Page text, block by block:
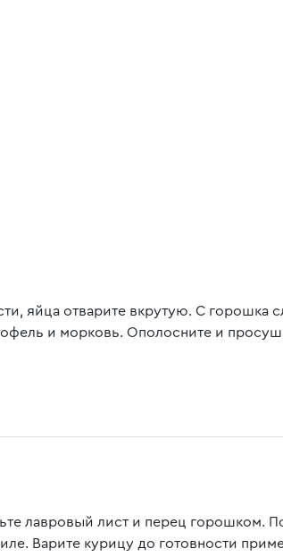
яйца отварите вкрутую. С горошка
и морковь. Ополосните и
лавровый лист и перец горошком.
Варите курицу до готовности